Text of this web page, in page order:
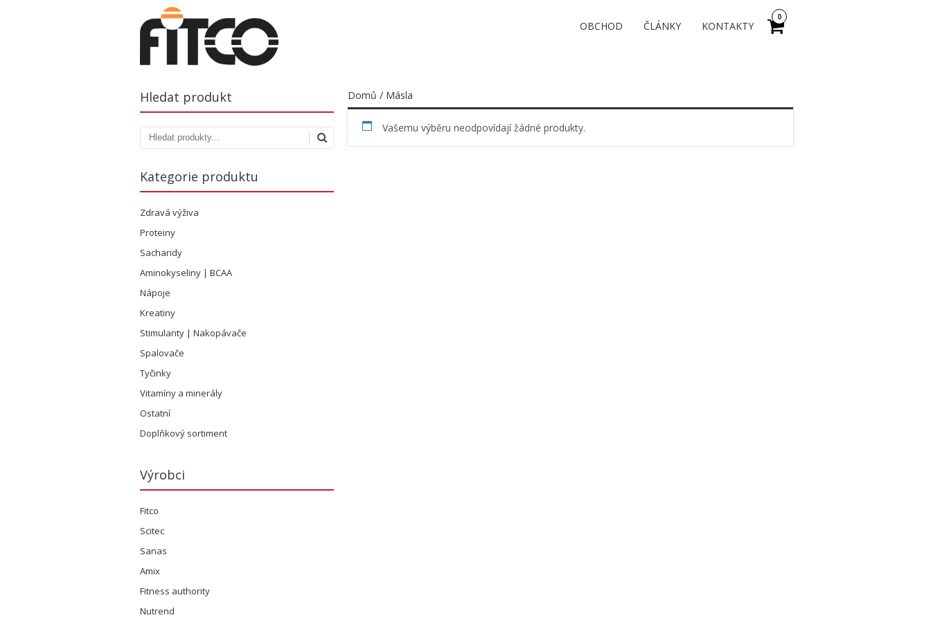
0
OBCHOD ČLÁNKY KONTAKTY
Hledat produkt
Kategorie produktu
Zdravá výživa
Proteiny
Sacharidy
Aminokyseliny | BCAA
Nápoje
Kreatiny
Stimulanty | Nakopávače
Spalovače
Tyčinky
Vitamíny a minerály
Ostatní
Doplňkový sortiment
Výrobci
Fitco
Scitec
Sanas
Amix
Fitness authority
Nutrend
Domů / Másla
Vašemu výběru neodpovídají žádné produkty.